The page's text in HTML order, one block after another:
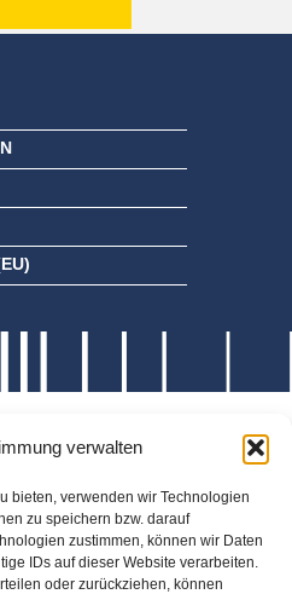
verwalten
bieten, verwenden wir Technologien
zu speichern bzw. darauf
zustimmen, können wir Daten
IDs auf dieser Website verarbeiten.
oder zurückziehen, können